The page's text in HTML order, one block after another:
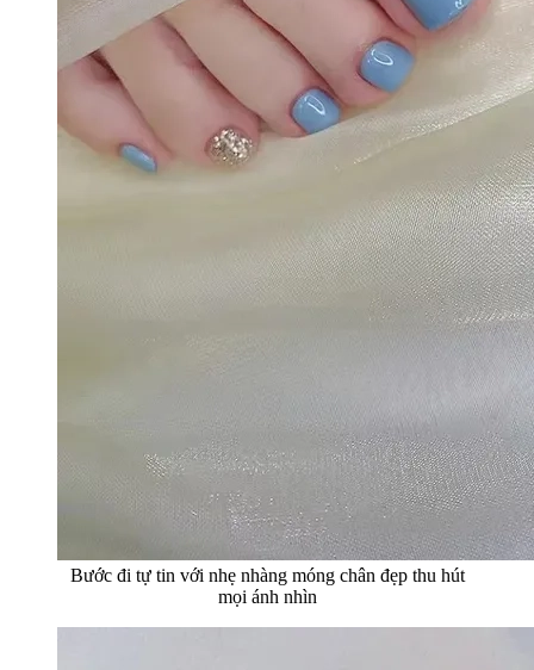
Bước đi tự tin với nhẹ nhàng móng chân đẹp thu hút
mọi ánh nhìn